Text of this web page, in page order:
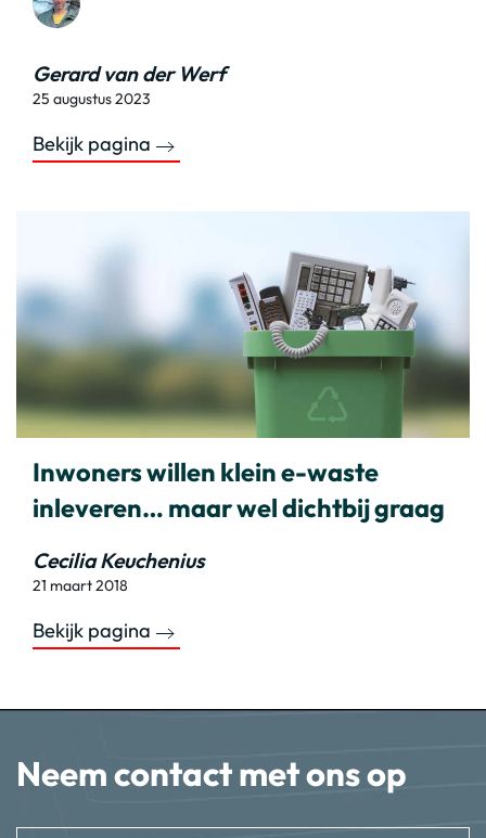
Gerard van der Werf
25 augustus 2023
Bekijk pagina
Inwoners willen klein e-waste
inleveren… maar wel dichtbij graag
Cecilia Keuchenius
21 maart 2018
Bekijk pagina
Neem contact met ons op